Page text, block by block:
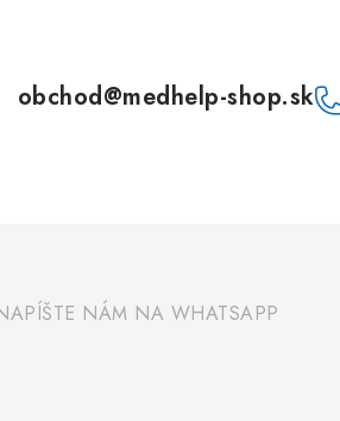
obchod@medhelp-shop.sk
NÁM NA WHATSAPP